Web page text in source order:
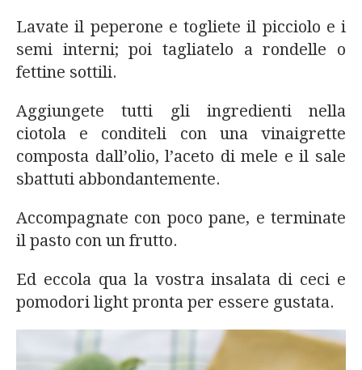
Lavate il peperone e togliete il picciolo e i
semi interni; poi tagliatelo a rondelle o
fettine sottili.
Aggiungete tutti gli ingredienti nella
ciotola e conditeli con una vinaigrette
composta dall’olio, l’aceto di mele e il sale
sbattuti abbondantemente.
Accompagnate con poco pane, e terminate
il pasto con un frutto.
Ed eccola qua la vostra insalata di ceci e
pomodori light pronta per essere gustata.